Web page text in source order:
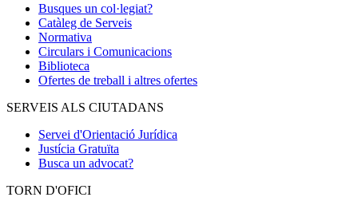
Busques un col·legiat?
Catàleg de Serveis
Normativa
Circulars i Comunicacions
Biblioteca
Ofertes de treball i altres ofertes
SERVEIS ALS CIUTADANS
Servei d'Orientació Jurídica
Justícia Gratuïta
Busca un advocat?
TORN D'OFICI